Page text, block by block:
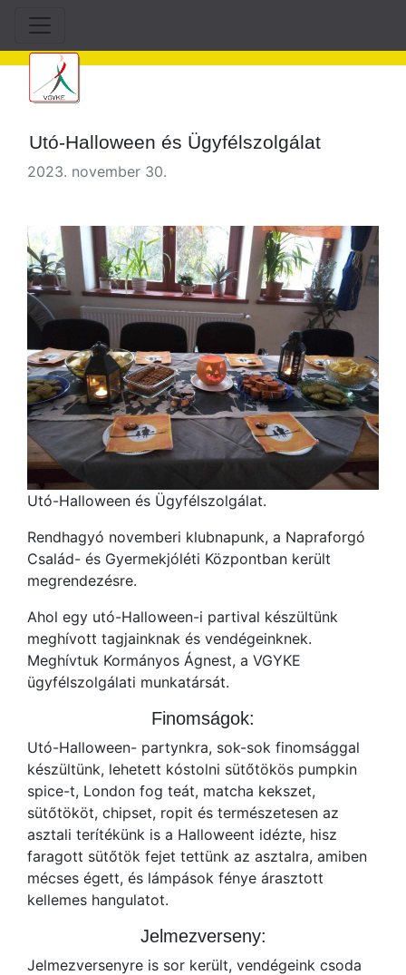
Utó-Halloween és Ügyfélszolgálat
2023. november 30.
Utó-Halloween és Ügyfélszolgálat.
Rendhagyó novemberi klubnapunk, a Napraforgó
Család- és Gyermekjóléti Központban került
megrendezésre.
Ahol egy utó-Halloween-i partival készültünk
meghívott tagjainknak és vendégeinknek.
Meghívtuk Kormányos Ágnest, a VGYKE
ügyfélszolgálati munkatársát.
Finomságok:
Utó-Halloween- partynkra, sok-sok finomsággal
készültünk, lehetett kóstolni sütőtökös pumpkin
spice-t, London fog teát, matcha kekszet,
sütőtököt, chipset, ropit és természetesen az
asztali terítékünk is a Halloweent idézte, hisz
faragott sütőtök fejet tettünk az asztalra, amiben
mécses égett, és lámpások fénye árasztott
kellemes hangulatot.
Jelmezverseny:
Jelmezversenyre is sor került, vendégeink csoda